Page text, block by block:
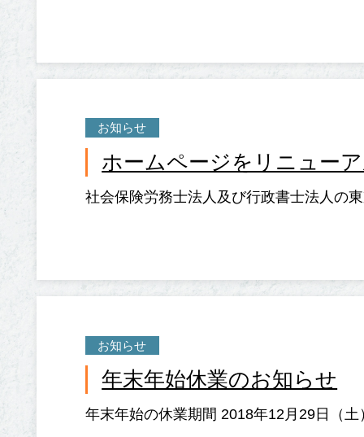
お知らせ
ホームページをリニュー
社会保険労務士法人及び行政書士法人の
お知らせ
年末年始休業のお知らせ
年末年始の休業期間 2018年12月29日（